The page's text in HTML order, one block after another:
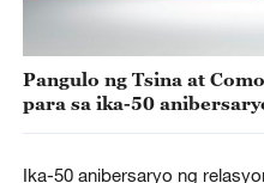
Pangulo ng Tsina at
para sa ika-50
Ika-50 anibersaryo ng